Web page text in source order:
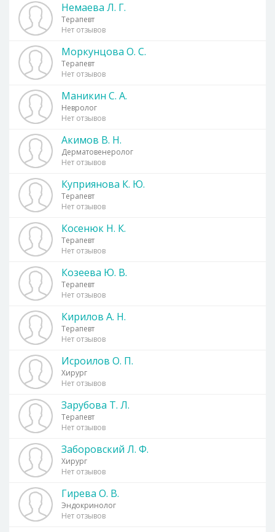
Немаева Л. Г.
Терапевт
Нет отзывов
Моркунцова О. С.
Терапевт
Нет отзывов
Маникин С. А.
Невролог
Нет отзывов
Акимов В. Н.
Дерматовенеролог
Нет отзывов
Куприянова К. Ю.
Терапевт
Нет отзывов
Косенюк Н. К.
Терапевт
Нет отзывов
Козеева Ю. В.
Терапевт
Нет отзывов
Кирилов А. Н.
Терапевт
Нет отзывов
Исроилов О. П.
Хирург
Нет отзывов
Зарубова Т. Л.
Терапевт
Нет отзывов
Заборовский Л. Ф.
Хирург
Нет отзывов
Гирева О. В.
Эндокринолог
Нет отзывов